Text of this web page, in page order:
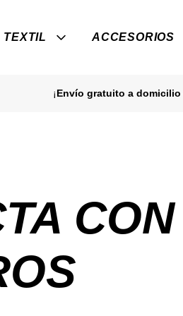
TEXTIL ACCESORIOS
¡Envío gratuito a domicilio
CON